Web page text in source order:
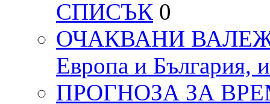
СПИСЪК 0
ОЧАКВАНИ ВАЛЕЖИ
Европа и България,
ПРОГНОЗА ЗА